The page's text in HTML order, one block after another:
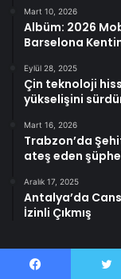
Mart 10, 2026
Albüm: 2026
Barselona
Eylül 28, 2025
Çin teknoloji
yükselişini
Mart 16, 2026
Trabzon’da
ateş eden
Aralık 17, 2025
Antalya’da
İzinli Çıkmış